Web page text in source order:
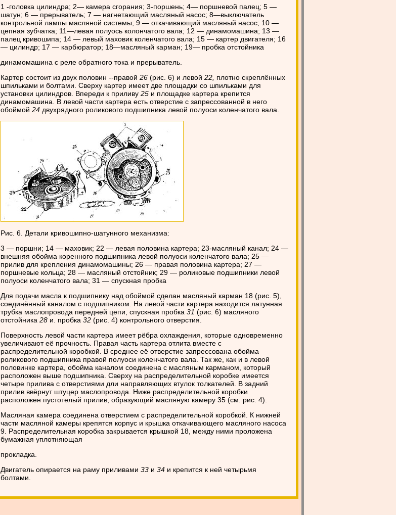
1 -головка цилиндра; 2— камера сгорания; 3-поршень; 4— поршневой палец; 5 —
шатун; 6 — прерыватель; 7 — нагнетающий масляный насос; 8—выключатель
контрольной лампы масляной системы; 9 — откачивающий масляный насос; 10 —
цепная зубчатка; 11—левая полуось колончатого вала; 12 — динамомашина; 13 —
палец кривошипа; 14 — левый маховик коленчатого вала; 15 — картер двигателя; 16
— цилиндр; 17 — карбюратор; 18—масляный карман; 19— пробка отстойника
динамомашина с реле обратного тока и прерыватель.
Картер состоит из двух половин --правой 26 (рис. 6) и левой 22, плотно скреплённых
шпильками и болтами. Сверху картер имеет две площадки со шпильками для
установки цилиндров. Впереди к приливу 25 и площадке картера крепится
динамомашина. В левой части картера есть отверстие с запрессованной в него
обоймой 24 двухрядного роликового подшипника левой полуоси коленчатого вала.
Рис. 6. Детали кривошипно-шатунного механизма:
3 — поршни; 14 — маховик; 22 — левая половина картера; 23-масляный канал; 24 —
внешняя обойма коренного подшипника левой полуоси коленчатого вала; 25 —
прилив для крепления динамомашины; 26 — правая половина картера; 27 —
поршневые кольца; 28 — масляный отстойник; 29 — роликовые подшипники левой
полуоси коленчатого вала; 31 — спускная пробка
Для подачи масла к подшипнику над обоймой сделан масляный карман 18 (рис. 5),
соединённый каналом с подшипником. На левой части картера находится латунная
трубка маслопровода передней цепи, спускная пробка 31 (рис. 6) масляного
отстойника 28 и. пробка 32 (рис. 4) контрольного отверстия.
Поверхность левой части картера имеет рёбра охлаждения, которые одновременно
увеличивают её прочность. Правая часть картера отлита вместе с
распределительной коробкой. В среднее её отверстие запрессована обойма
роликового подшипника правой полуоси коленчатого вала. Так же, как и в левой
половинке картера, обойма каналом соединена с масляным карманом, который
расположен выше подшипника. Сверху на распределительной коробке имеется
четыре прилива с отверстиями дли направляющих втулок толкателей. В задний
прилив ввёрнут штуцер маслопровода. Ниже распределительной коробки
расположен пустотелый прилив, образующий масляную камеру 35 (см. рис. 4).
Масляная камера соединена отверстием с распределительной коробкой. К нижней
части масляной камеры крепятся корпус и крышка откачивающего масляного насоса
9. Распределительная коробка закрывается крышкой 18, между ними проложена
бумажная уплотняющая
прокладка.
Двигатель опирается на раму приливами 33 и 34 и крепится к ней четырьмя
болтами.